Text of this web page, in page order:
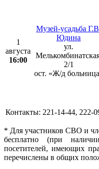
1
августа
16:00
Музей-усадьба
Юдина
ул.
2/1
ост. «Ж/д
Контакты: 221-14-44, 222-
* Для участников СВО и
бесплатно (при
посетителей, имеющих
перечислены в общих